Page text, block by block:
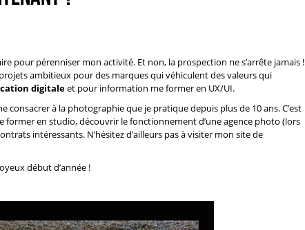
pour pérenniser mon activité. Et non, la prospection ne s’arrête jamais !
ambitieux pour des marques qui véhiculent des valeurs qui
digitaleet pour information me former en UX/UI.
consacrer à la photographieque je pratique depuis plus de 10 ans. C’est
former en studio, découvrir le fonctionnement d’une agence photo (lors
intéressants. N’hésitez d’ailleurs pas àvisiter mon site de
début d’année !